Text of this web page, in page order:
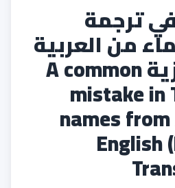
ترجمة
من العربية
إلى الإنجليزية A common
mistake in
names
English